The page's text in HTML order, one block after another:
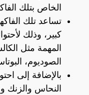
الخاص بتلك
تساعد تلك
كبير، وذلك
المهمة مثل
الصوديوم،
بالإضافة إلى
النحاس والزنك